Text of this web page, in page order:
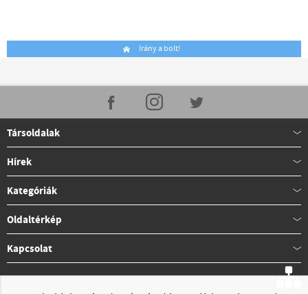
Irány a bolt!
Társoldalak
Hírek
Kategóriák
Oldaltérkép
Kapcsolat